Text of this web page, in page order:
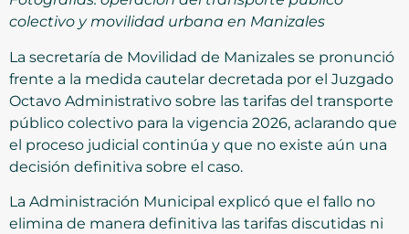
colectivo y movilidad urbana en Manizales
La secretaría de Movilidad de Manizales se pronunció
frente a la medida cautelar decretada por el Juzgado
Octavo Administrativo sobre las tarifas del transporte
público colectivo para la vigencia 2026, aclarando que
el proceso judicial continúa y que no existe aún una
decisión definitiva sobre el caso.
La Administración Municipal explicó que el fallo no
elimina de manera definitiva las tarifas discutidas ni